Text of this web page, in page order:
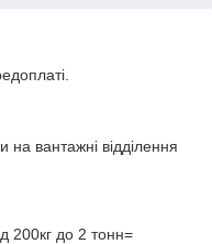
на вантажні відділення
200кг до 2 тонн=